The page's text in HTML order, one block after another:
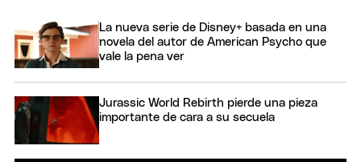
La nueva serie de Disney+ basada en una
novela del autor de American Psycho que
vale la pena ver
Jurassic World Rebirth pierde una pieza
importante de cara a su secuela